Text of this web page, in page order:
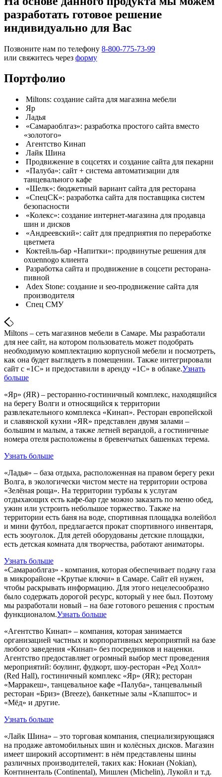
разработать готовое решение
индивидуально для Вас
Позвоните нам по телефону 8-800-775-73-99
или свяжитесь через форму
Портфолио
Miltons: создание сайта для магазина мебели
Яр
Ладья
«Самараоблгаз»: разработка простого сайта вместо
«золотого»
Агентство Кинап
Лайк Шина
Продвижение в соцсетях и создание сайта для пекарни
«Палуба»: сайт + система автоматизации для
танцевального кафе
«Шелк»: бюджетный вариант сайта для ресторана
«СпецСК»: разработка сайта для поставщика систем
безопасности
«Колекс»: создание интернет-магазина для продавца
шин и дисков
«Андреевский»: сайт для предприятия по переработке
цветмета
Коктейль-бар «Напитки»: продвинутые решения для
oxuennogo клиента
Разработка сайта и продвижение в соцсети ресторана-
пивной
Adex Stone: создание и seo-продвижение сайта для
производителя
Спец СМУ
Miltons – сеть магазинов мебели в Самаре. Мы разработали
для нее сайт, на котором пользователь может подобрать
необходимую комплектацию корпусной мебели и посмотреть,
как она будет выглядеть в помещении. Также интегрировали
сайт с «1С» и предоставили в аренду «1С» в облаке.Узнать
больше
«Яр» (ЯR) – ресторанно-гостиничный комплекс, находящийся
на берегу Волги и относящийся к территории
развлекательного комплекса «Кинап». Ресторан европейской
и славянской кухни «ЯR» представлен двумя залами –
большим и малым, а также летней верандой, а гостиничные
номера отеля расположены в бревенчатых башенках терема.
Узнать больше
«Ладья» – база отдыха, расположенная на правом берегу реки
Волга, в экологически чистом месте на территории острова
«Зелёная роща». На территории турбазы к услугам
отдыхающих есть кафе-бар где можно заказать по меню обед,
ужин или устроить небольшое торжество. Также на
территории есть баня на воде, спортивная площадка волейбол
и мини футбол, предлагается прокат спортивного инвентаря,
есть зооуголок. Для детей оборудованы детские площадки,
есть детская комната для творчества, работают аниматоры.
Узнать больше
«Самараоблгаз» - компания, которая обеспечивает подачу газа
в микрорайоне «Крутые ключи» в Самаре. Сайт ей нужен,
чтобы раскрывать информацию. Для этого нецелесообразно
было содержать дорогой ресурс, который у нее был. Поэтому
мы разработали новый – на базе готового решения с простым
функционалом.Узнать больше
«Агентство Кинап» – компания, которая занимается
организацией частных и корпоративных мероприятий на базе
любого заведения «Кинап» без посредников и наценки.
Агентство предоставляет огромный выбор мест проведения
мероприятий: боулинг, фудкорт, шоу-ресторан «Ред Холл»
(Red Hall), гостиничный комплекс «Яр» (ЯR); ресторан
«Марракеш», танцевальное кафе «Палуба», танцевальный
ресторан «Бриз» (Breeze), банкетные залы «Клапштос» и
«Мёд» и другие.
Узнать больше
«Лайк Шина» – это торговая компания, специализирующаяся
на продаже автомобильных шин и колёсных дисков. Магазин
имеет широкий ассортимент: в нём представлены шины
различных производителей, таких как: Нокиан (Nokian),
Континенталь (Continental), Мишлен (Michelin), Лукойл и т.д.